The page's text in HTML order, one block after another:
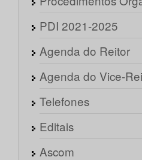
PDI 2021-2025
Agenda do Reitor
Agenda do Vice-
Telefones
Editais
Ascom